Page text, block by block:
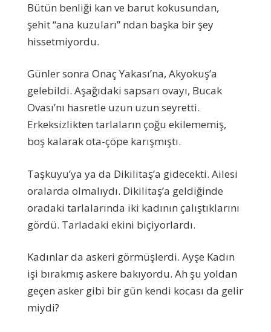
Bütün benliği kan ve barut kokusundan,
şehit “ana kuzuları” ndan başka bir şey
hissetmiyordu.
Günler sonra Onaç Yakası’na, Akyokuş’a
gelebildi. Aşağıdaki sapsarı ovayı, Bucak
Ovası’nı hasretle uzun uzun seyretti.
Erkeksizlikten tarlaların çoğu ekilememiş,
boş kalarak ota-çöpe karışmıştı.
Taşkuyu’ya ya da Dikilitaş’a gidecekti. Ailesi
oralarda olmalıydı. Dikilitaş’a geldiğinde
oradaki tarlalarında iki kadının çalıştıklarını
gördü. Tarladaki ekini biçiyorlardı.
Kadınlar da askeri görmüşlerdi. Ayşe Kadın
işi bırakmış askere bakıyordu. Ah şu yoldan
geçen asker gibi bir gün kendi kocası da gelir
miydi?